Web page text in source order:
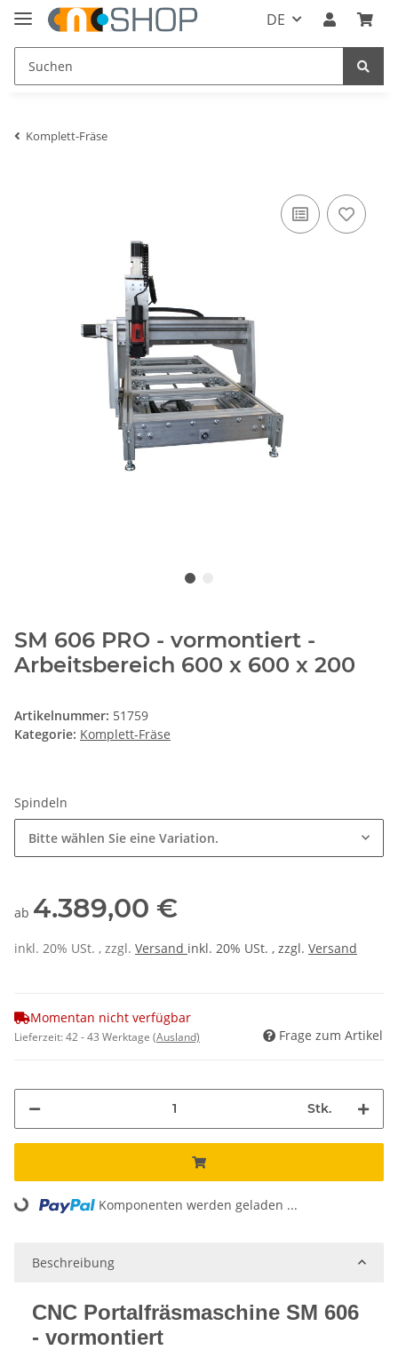
DE
Komplett-Fräse
SM 606 PRO - vormontiert -
Arbeitsbereich 600 x 600 x 200
Artikelnummer: 51759
Kategorie: Komplett-Fräse
Spindeln
Bitte wählen Sie eine Variation.
ab 4.389,00 €
inkl. 20% USt. , zzgl. Versand inkl. 20% USt. , zzgl. Versand
Momentan nicht verfügbar
Lieferzeit:42 - 43 Werktage (Ausland) Frage zum Artikel
Stk.
Loading... Komponenten werden geladen ...
Beschreibung
CNC Portalfräsmaschine SM 606
- vormontiert